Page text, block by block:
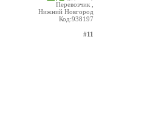
Перевозчик ,
Нижний Новгород
Код:938197
#11